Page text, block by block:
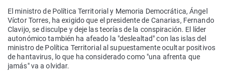
El ministro de Política Territorial y Memoria Democrática, Ángel
Víctor Torres, ha exigido que el presidente de Canarias, Fernando
Clavijo, se disculpe y deje las teorías de la conspiración. El líder
autonómico también ha afeado la "deslealtad" con las islas del
ministro de Política Territorial al supuestamente ocultar positivos
de hantavirus, lo que ha considerado como "una afrenta que
jamás" va a olvidar.